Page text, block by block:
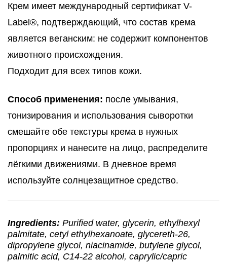
Крем имеет международный сертификат V-
Label®, подтверждающий, что состав крема
является веганским: не содержит компонентов
животного происхождения.
Подходит для всех типов кожи.
Способ применения: после умывания,
тонизирования и использования сыворотки
смешайте обе текстуры крема в нужных
пропорциях и нанесите на лицо, распределите
лёгкими движениями. В дневное время
используйте солнцезащитное средство.
Ingredients: Purified water, glycerin, ethylhexyl
palmitate, cetyl ethylhexanoate, glycereth-26,
dipropylene glycol, niacinamide, butylene glycol,
palmitic acid, C14-22 alcohol, caprylic/capric